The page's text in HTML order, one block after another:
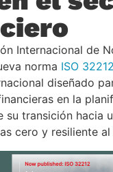
Internacional de
norma ISO
diseñado
en la
su transición hacia
cero y resiliente al